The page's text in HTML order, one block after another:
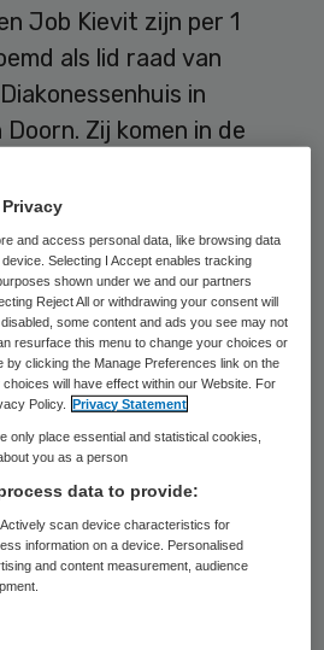
Job Kievit zijn per 1
als lid raad van
in
Zij komen in de
statutaire termijn is
toezicht Marten
met de heer
uitstekende partner
gebied van
toegevoegde waarde
is zijn ervaring en kennis
het borgen van de
and access personal data, like browsing data
Selecting I Accept enables tracking
shown under we and our partners
Reject All or withdrawing your consent will
some content and ads you see may not
resurface this menu to change your choices or
by clicking the Manage Preferences link on the
will have effect within our Website. For
Policy.
Privacy Statement
only place essential and statistical cookies,
you as a person
data to provide:
scan device characteristics for
information on a device. Personalised
and content measurement, audience